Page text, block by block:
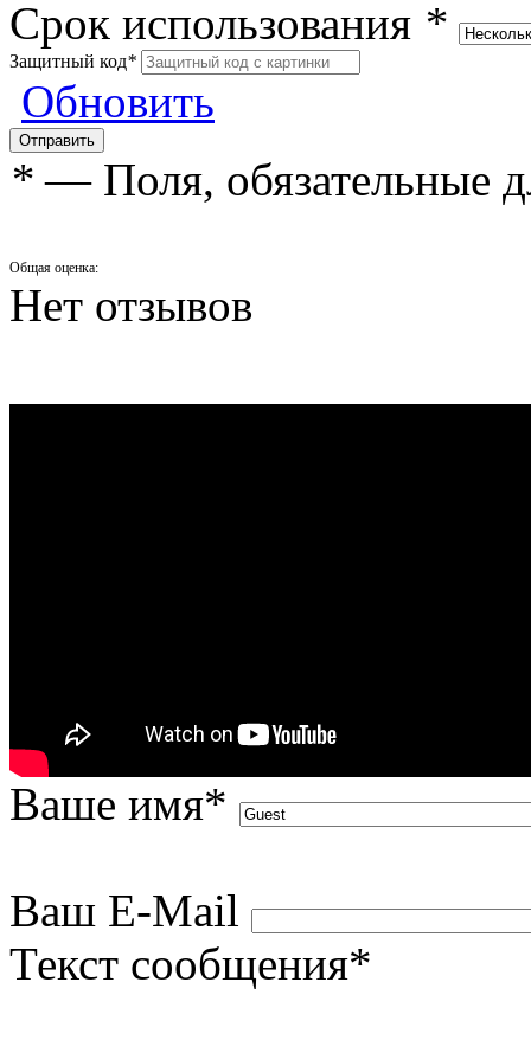
Срок использования *
Защитный код*
Обновить
* — Поля, обязательные
Общая оценка:
Нет отзывов
Ваше имя*
Ваш E-Mail
Текст сообщения*